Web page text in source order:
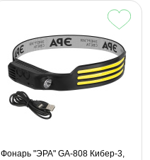
Фонарь "ЭРА" GA-808 Кибер-3,